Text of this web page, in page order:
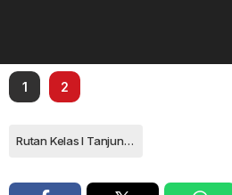
1 2
Rutan Kelas I Tanjungpinang